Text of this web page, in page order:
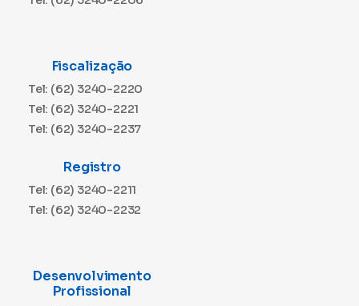
Fiscalização
Tel: (62) 3240-2220
Tel: (62) 3240-2221
Tel: (62) 3240-2237
Registro
Tel: (62) 3240-2211
Tel: (62) 3240-2232
Desenvolvimento
Profissional